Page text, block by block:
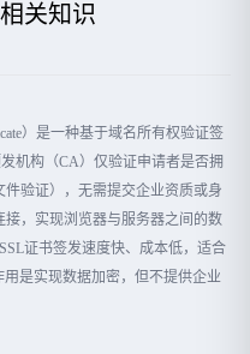
关知识
）是一种基于域名所有权验证签
机构（CA）仅验证申请者是否拥
验证），无需提交企业资质或身
，实现浏览器与服务器之间的数
证书签发速度快、成本低，适合
是实现数据加密，但不提供企业